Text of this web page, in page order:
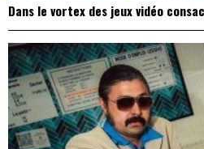
Dans le vortex des jeux vidéo